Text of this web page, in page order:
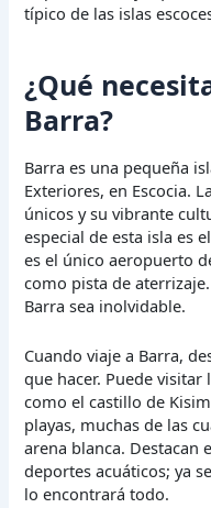
típico de las islas
¿Qué
Barra?
Barra es una pequeña
Exteriores, en Escocia.
únicos y su vibrante
especial de esta isla es
es el único aeropuerto
como pista de
Barra sea inolvidable.
Cuando viaje a Barra,
que hacer. Puede
como el castillo de
playas, muchas de las
arena blanca. Destacan
deportes acuáticos; ya
lo encontrará todo.